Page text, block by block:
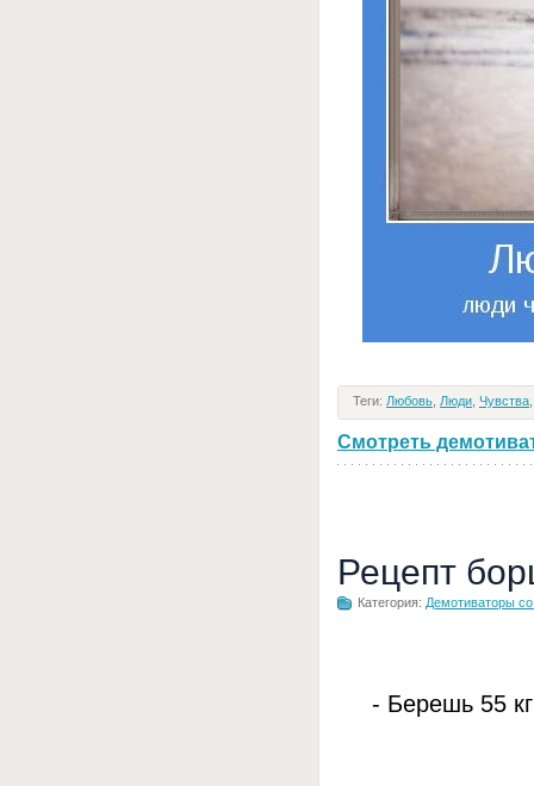
Теги: Любовь Люди Чувства
Смотреть
Рецепт
Категория: Демотиваторы
- Берешь 55